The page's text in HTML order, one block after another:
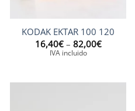
KODAK EKTAR 100 120
16,40€ – 82,00€Interval
de
82,00€
IVA incluido